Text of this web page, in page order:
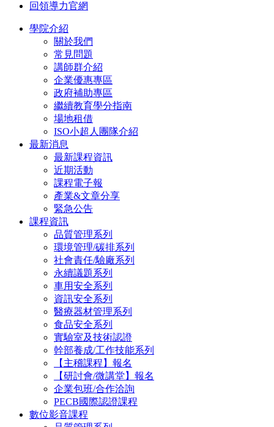
回領導力官網
學院介紹
關於我們
常見問題
講師群介紹
企業優惠專區
政府補助專區
繼續教育學分指南
場地租借
ISO小超人團隊介紹
最新消息
最新課程資訊
近期活動
課程電子報
產業&文章分享
緊急公告
課程資訊
品質管理系列
環境管理/碳排系列
社會責任/驗廠系列
永續議題系列
車用安全系列
資訊安全系列
醫療器材管理系列
食品安全系列
實驗室及技術認證
幹部養成/工作技能系列
【主稽課程】報名
【研討會/微講堂】報名
企業包班/合作洽詢
PECB國際認證課程
數位影音課程